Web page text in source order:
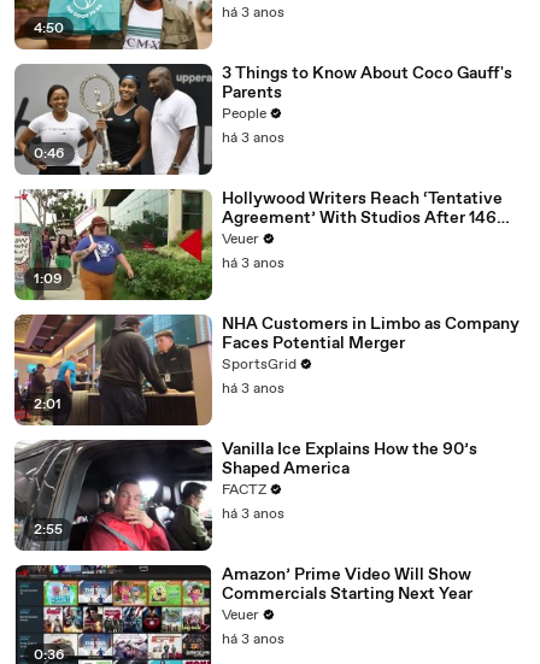
4:50
há 3 anos
0:46
3 Things to Know About Coco Gauff's
Parents
People
há 3 anos
1:09
Hollywood Writers Reach ‘Tentative
Agreement’ With Studios After 146
Day Strike
Veuer
há 3 anos
2:01
NHA Customers in Limbo as Company
Faces Potential Merger
SportsGrid
há 3 anos
2:55
Vanilla Ice Explains How the 90’s
Shaped America
FACTZ
há 3 anos
0:36
Amazon’ Prime Video Will Show
Commercials Starting Next Year
Veuer
há 3 anos